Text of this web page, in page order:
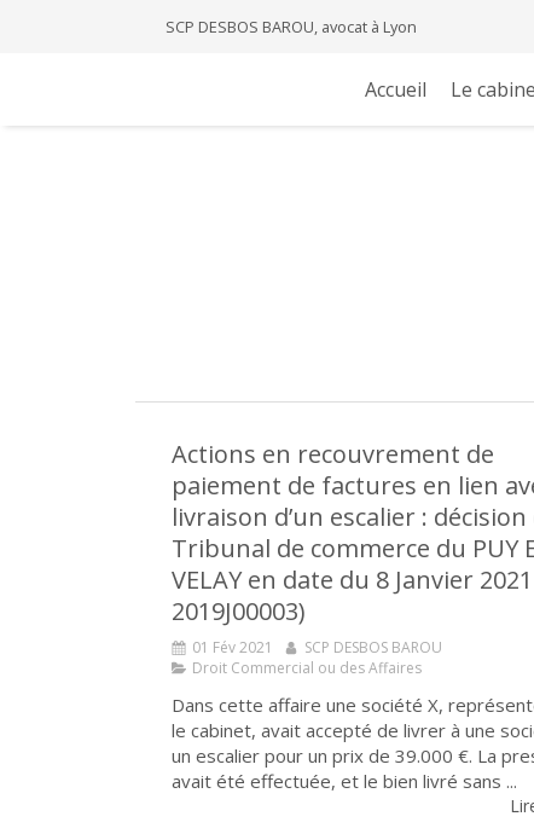
SCP DESBOS BAROU, avocat à Lyon
Accueil Le
Actions en recouvrement de
paiement de factures en lien
livraison d’un escalier : décision
Tribunal de commerce du PUY
VELAY en date du 8 Janvier 2021
2019J00003)
01 Fév 2021
SCP DESBOS BAROU
Droit Commercial ou des Affaires
Dans cette affaire une société X,
le cabinet, avait accepté de livrer à une
un escalier pour un prix de 39.000 €. La
avait été effectuée, et le bien livré sans ...